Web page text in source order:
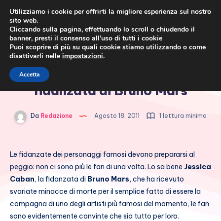
Minacce di morte per la
fidanzata di Bruno Mars
Da Redazione Agosto 18, 2011 1 lettura minima
Le fidanzate dei personaggi famosi devono prepararsi al
peggio: non ci sono più le fan di una volta. Lo sa bene Jessica
Caban, la fidanzata di Bruno Mars, che ha ricevuto
svariate minacce di morte per il semplice fatto di essere la
compagna di uno degli artisti più famosi del momento, le fan
sono evidentemente convinte che sia tutto per loro.
Utilizziamo i cookie per offrirti la migliore esperienza sul nostro
sito web.
Cliccando sulla pagina, effettuando lo scroll o chiudendo il
banner, presti il consenso all’uso di tutti i cookie
Puoi scoprire di più su quali cookie stiamo utilizzando o come
disattivarli nelle impostazioni.
Accetta